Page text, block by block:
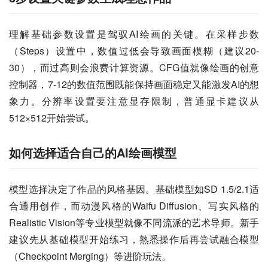
理解基础参数设置是驾驭AI绘画的关键。在采样步数
（Steps）设置中，数值过低会导致画面模糊（建议20-
30），而过高则会浪费计算资源。CFG值就像绘画的创意
控制器，7-12的数值范围既能保持画面稳定又能激发AI的想
象力。分辨率设置要注意显存限制，普通显卡建议从
512×512开始尝试。
如何选择适合自己的AI绘画模型
模型选择决定了作品的风格基因。基础模型如SD 1.5/2.1适
合通用创作，而动漫风格的Waifu Diffusion、写实风格的
Realistic Vision等专业模型就像不同流派的艺术导师。新手
建议先从基础模型开始练习，熟悉操作后再尝试融合模型
（Checkpoint Merging）等进阶玩法。